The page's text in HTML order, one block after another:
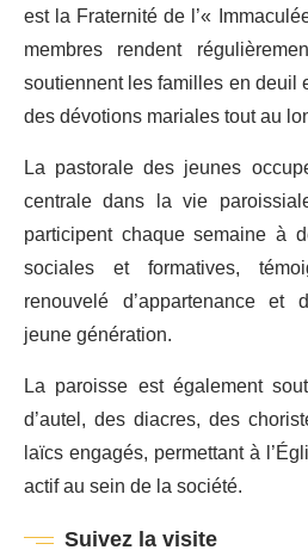
est la Fraternité de l’«
membres rendent
soutiennent les familles en deuil
des dévotions mariales tout au
La pastorale des jeunes
centrale dans la vie
participent chaque semaine à
sociales et formatives,
renouvelé d’appartenance et
jeune génération.
La paroisse est également
d’autel, des diacres, des
laïcs engagés, permettant à
actif au sein de la société.
Suivez la visite